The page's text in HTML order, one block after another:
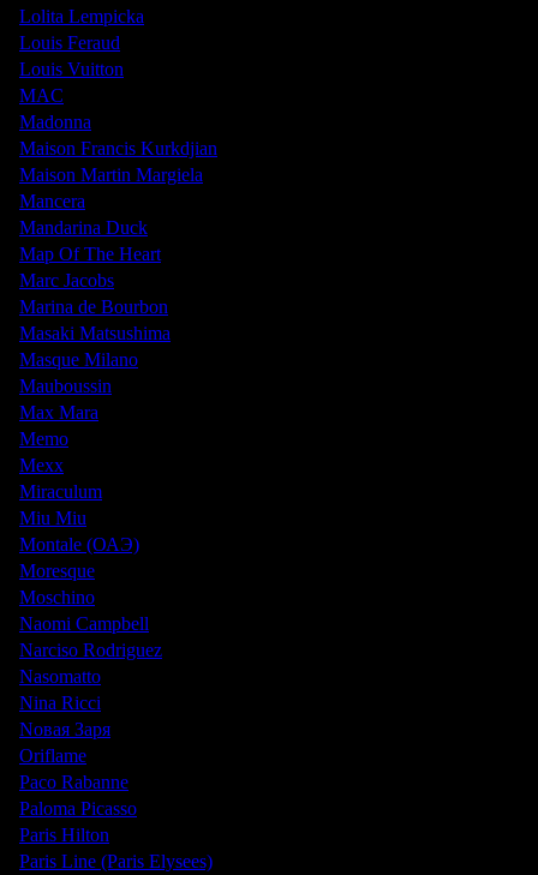
Lolita Lempicka
Louis Feraud
Louis Vuitton
MAC
Madonna
Maison Francis Kurkdjian
Maison Martin Margiela
Mancera
Mandarina Duck
Map Of The Heart
Marc Jacobs
Marina de Bourbon
Masaki Matsushima
Masque Milano
Mauboussin
Max Mara
Memo
Mexx
Miraculum
Miu Miu
Montale (ОАЭ)
Moresque
Moschino
Naomi Campbell
Narciso Rodriguez
Nasomatto
Nina Ricci
Nовая Заря
Oriflame
Paco Rabanne
Paloma Picasso
Paris Hilton
Paris Line (Paris Elysees)